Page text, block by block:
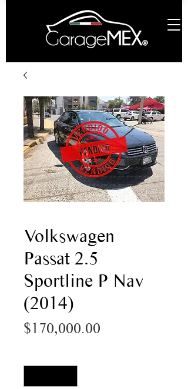
Volkswagen
Passat 2.5
Sportline P Nav
(2014)
$170,000.00